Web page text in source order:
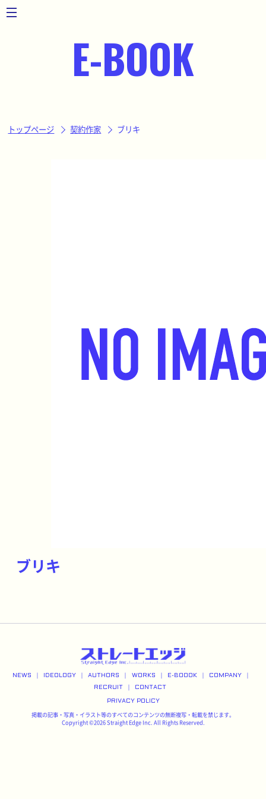
toggle
E-BOOK
トップページ 契約作家 ブリキ
ブリキ
NEWS IDEOLOGY AUTHORS WORKS E-BOOOK COMPANY
RECRUIT CONTACT
PRIVACY POLICY
掲載の記事・写真・イラスト等のすべてのコンテンツの無断複写・転載を禁じます。
Copyright ©2026 Straight Edge Inc. All Rights Reserved.